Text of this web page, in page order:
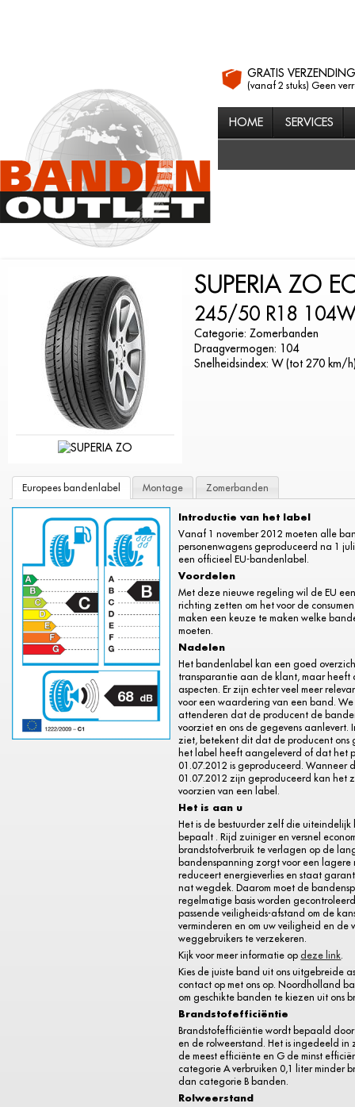
GRATIS VERZENDING
(vanaf 2 stuks) Geen
HOME SERVICES
SUPERIA ZO
245/50 R18
Categorie: Zomerbanden
Draagvermogen: 104
Snelheidsindex: W (tot 270 km/
Europees bandenlabel Montage Zomerbanden
Introductie van het label
Vanaf 1 november 2012 moeten alle
personenwagens geproduceerd na 1
een officieel EU-bandenlabel.
Voordelen
Met deze nieuwe regeling wil de EU
richting zetten om het voor de
maken een keuze te maken welke
moeten.
Nadelen
Het bandenlabel kan een goed
transparantie aan de klant, maar heeft
aspecten. Er zijn echter veel meer
voor een waardering van een band.
attenderen dat de producent de
voorziet en ons de gegevens aanlevert.
ziet, betekent dit dat de producent ons
het label heeft aangeleverd of dat het
01.07.2012 is geproduceerd. Wanneer
01.07.2012 zijn geproduceerd kan het
voorzien van een label.
Het is aan u
Het is de bestuurder zelf die uiteindelijk
bepaalt . Rijd zuiniger en versnel
brandstofverbruik te verlagen op de
bandenspanning zorgt voor een lagere
reduceert energieverlies en staat
nat wegdek. Daarom moet de
regelmatige basis worden
passende veiligheids-afstand om de
verminderen en om uw veiligheid en de
weggebruikers te verzekeren.
Kijk voor meer informatie op deze link
Kies de juiste band uit ons uitgebreide
contact op met ons op. Noordholland
om geschikte banden te kiezen uit ons
Brandstofefficiëntie
Brandstofefficiëntie wordt bepaald
en de rolweerstand. Het is ingedeeld in
de meest efficiënte en G de minst
categorie A verbruiken 0,1 liter minder
dan categorie B banden.
Rolweerstand